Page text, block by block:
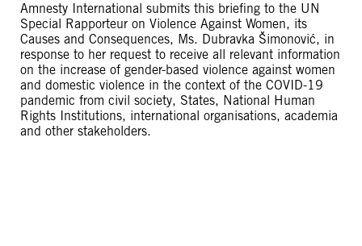
Amnesty International submits this briefing to the UN
Special Rapporteur on Violence Against Women, its
Causes and Consequences, Ms. Dubravka Šimonović, in
response to her request to receive all relevant information
on the increase of gender-based violence against women
and domestic violence in the context of the COVID-19
pandemic from civil society, States, National Human
Rights Institutions, international organisations, academia
and other stakeholders.